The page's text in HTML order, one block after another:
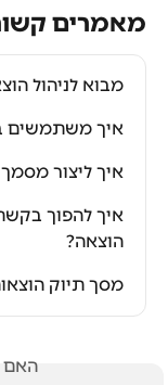
מאמרים
מבוא לניהול
איך משתמשים
איך ליצור
איך להפוך
הוצאה?
מסך תיוק
האם